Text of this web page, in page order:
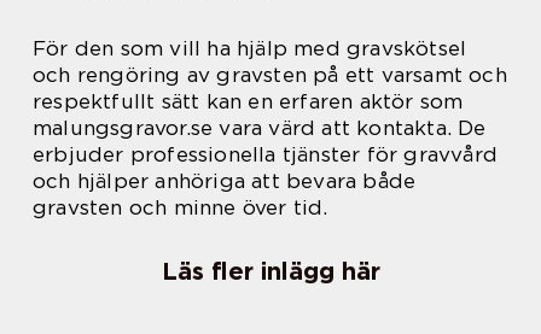
För den som vill ha hjälp med gravskötsel
och rengöring av gravsten på ett varsamt och
respektfullt sätt kan en erfaren aktör som
malungsgravor.se vara värd att kontakta. De
erbjuder professionella tjänster för gravvård
och hjälper anhöriga att bevara både
gravsten och minne över tid.
Läs fler inlägg här